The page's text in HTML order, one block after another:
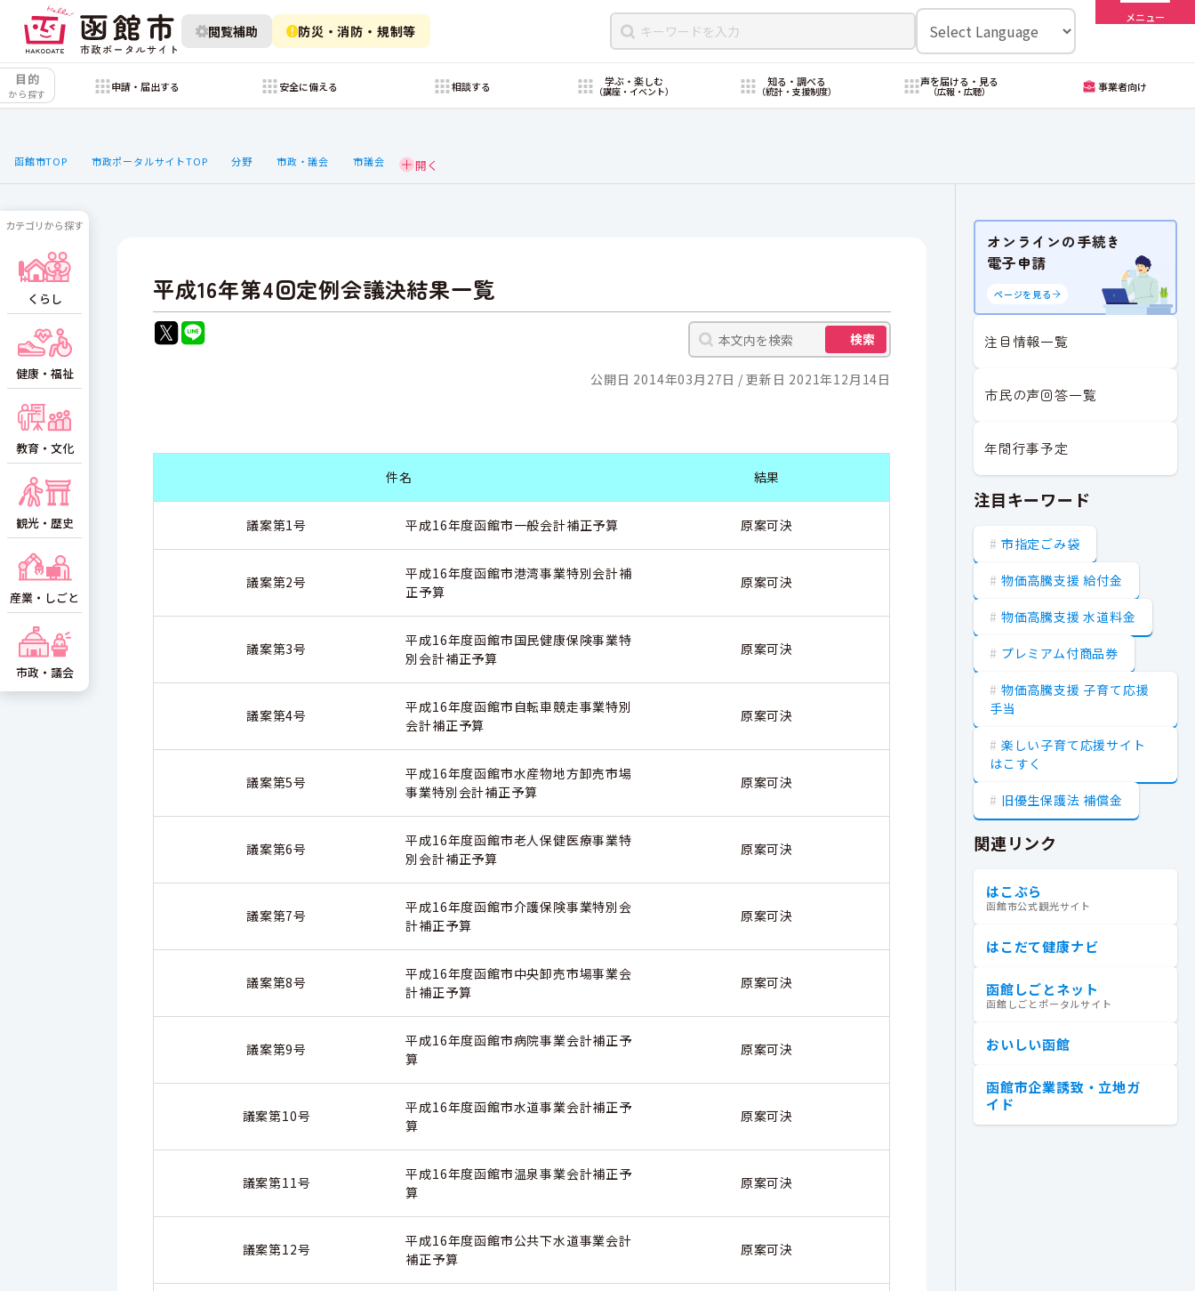
閲覧補助 防災・消防・規制等
メニュー
目的
から探す
申請・届出する 安全に備える 相談する 学ぶ・楽しむ
（講座・イベント）
知る・調べる
（統計・支援制度）
声を届ける・見る
（広報・広聴） 事業者向け
函館市TOP 市政ポータルサイトTOP 分野 市政・議会 市議会
平成16年第4回定例会議決結果一覧
検索
公開日 2014年03月27日 更新日 2021年12月14日
件名 結果
議案第1号 平成16年度函館市一般会計補正予算 原案可決
議案第2号
平成16年度函館市港湾事業特別会計補
正予算
原案可決
議案第3号
平成16年度函館市国民健康保険事業特
別会計補正予算
原案可決
議案第4号
平成16年度函館市自転車競走事業特別
会計補正予算
原案可決
議案第5号
平成16年度函館市水産物地方卸売市場
事業特別会計補正予算
原案可決
議案第6号
平成16年度函館市老人保健医療事業特
別会計補正予算
原案可決
議案第7号
平成16年度函館市介護保険事業特別会
計補正予算
原案可決
議案第8号
平成16年度函館市中央卸売市場事業会
計補正予算
原案可決
議案第9号
平成16年度函館市病院事業会計補正予
算
原案可決
議案第10号
平成16年度函館市水道事業会計補正予
算
原案可決
議案第11号
平成16年度函館市温泉事業会計補正予
算
原案可決
議案第12号
平成16年度函館市公共下水道事業会計
補正予算
原案可決
カテゴリから探す
くらし
健康・福祉
教育・文化
観光・歴史
産業・しごと
市政・議会
オンラインの手続き
電子申請
ページを見る
注目情報一覧
市民の声回答一覧
年間行事予定
注目キーワード
市指定ごみ袋
物価高騰支援 給付金
物価高騰支援 水道料金
プレミアム付商品券
物価高騰支援 子育て応援
手当
楽しい子育て応援サイト
はこすく
旧優生保護法 補償金
関連リンク
はこぶら
函館市公式観光サイト
はこだて健康ナビ
函館しごとネット
函館しごとポータルサイト
おいしい函館
函館市企業誘致・立地ガ
イド